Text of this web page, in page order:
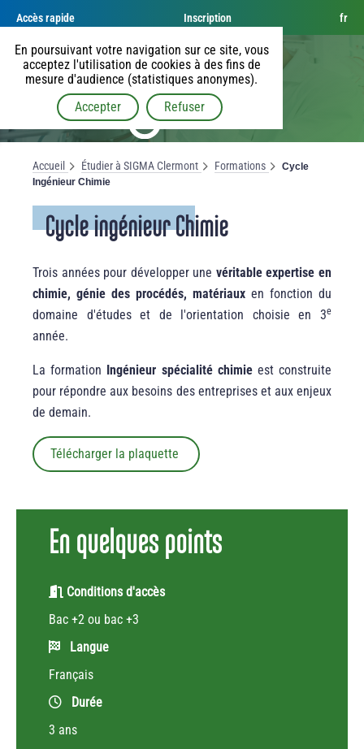
En poursuivant votre navigation sur ce site, vous
acceptez l'utilisation de cookies à des fins de
mesure d'audience (statistiques anonymes).
Accepter
Refuser
Accès rapide Inscription fr
Accueil Étudier à SIGMA Clermont Formations
Cycle
Ingénieur Chimie
Cycle ingénieur Chimie
Trois années pour développer une véritable expertise en
chimie, génie des procédés, matériaux en fonction du
domaine d'études et de l'orientation choisie en 3e
année.
La formation Ingénieur spécialité chimie est construite
pour répondre aux besoins des entreprises et aux enjeux
de demain.
Télécharger la plaquette
En quelques points
Conditions d'accès
Bac +2 ou bac +3
Langue
Français
Durée
3 ans